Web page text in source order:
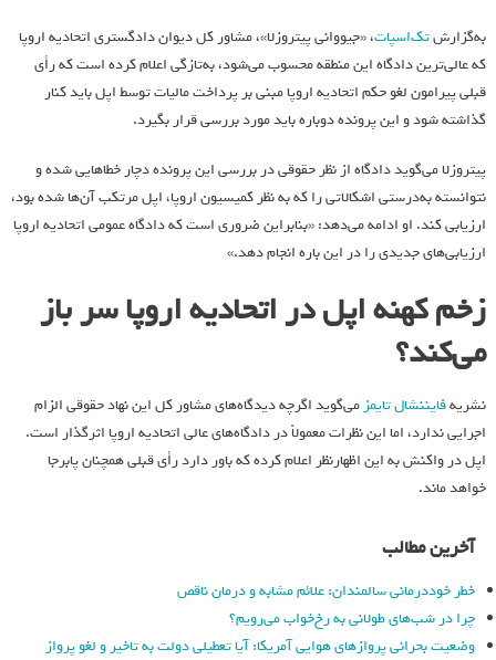
به‌گزارشتک‌اسپات، «جیووانی پیتروزلا»، مشاور کل دیوان دادگستری اتحادیه اروپا
که عالی‌ترین دادگاه این منطقه محسوب می‌شود، به‌تازگی اعلام کرده است که رأی
قبلی پیرامون لغو حکم اتحادیه اروپا مبنی بر پرداخت مالیات توسط اپل باید کنار
گذاشته شود و این پرونده دوباره باید مورد بررسی قرار بگیرد.
پیتروزلا می‌گوید دادگاه از نظر حقوقی در بررسی این پرونده دچار خطاهایی شده و
نتوانسته به‌درستی اشکالاتی را که به نظر کمیسیون اروپا، اپل مرتکب آن‌ها شده بود،
ارزیابی کند. او ادامه می‌دهد: «بنابراین ضروری است که دادگاه عمومی اتحادیه اروپا
ارزیابی‌های جدیدی را در این باره انجام دهد.»
زخم کهنه اپل در اتحادیه اروپا سر باز
می‌کند؟
نشریهفایننشال تایمز می‌گوید اگرچه دیدگاه‌های مشاور کل این نهاد حقوقی الزام
اجرایی ندارد، اما این نظرات معمولاً در دادگاه‌های عالی اتحادیه اروپا اثرگذار است.
اپل در واکنش به این اظهارنظر اعلام کرده که باور دارد رأی قبلی همچنان پابرجا
خواهد ماند.
آخرین مطالب
خطر خوددرمانی سالمندان: علائم مشابه و درمان ناقص
چرا در شب‌های طولانی به رخ‌خواب می‌رویم؟
وضعیت بحرانی پروازهای هوایی آمریکا: آیا تعطیلی دولت به تاخیر و لغو پرواز